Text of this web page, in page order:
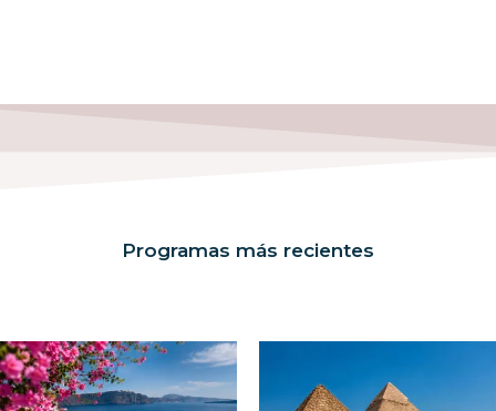
Programas más recientes